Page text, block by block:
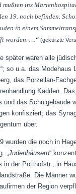
mußten ins
19. noch befinden.
in einem
worden.
…“ (gekürzte
später waren alle
“; so u.a. das Modehaus
das Porzellan-
Kadden.
und das Schulgebäude
konfisziert; das
über.
wurden die noch in
„ Judenhäusern“
in der Potthofstr., in
Die Männer
der Region